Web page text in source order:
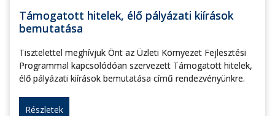
Támogatott hitelek, élő pályázati kiírások
bemutatása
Tisztelettel meghívjuk Önt az Üzleti Környezet Fejlesztési
Programmal kapcsolódóan szervezett Támogatott hitelek,
élő pályázati kiírások bemutatása című rendezvényünkre.
Részletek